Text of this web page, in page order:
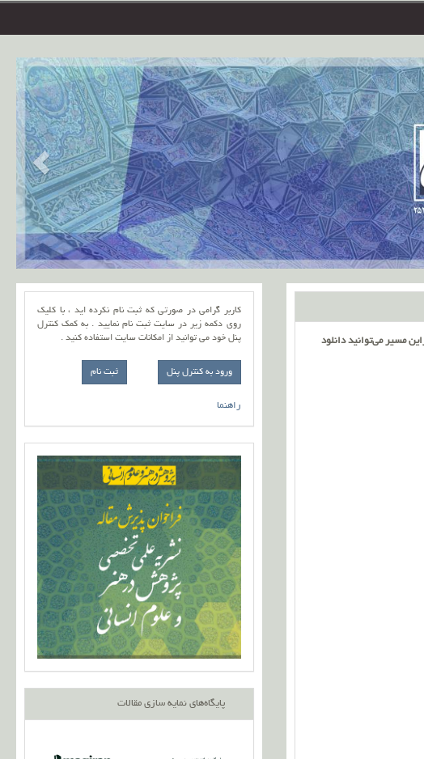
این مسیر می‌توانید دانلود
کاربر گرامی در صورتی که ثبت نام نکرده اید ، با کلیک
روی دکمه زیر در سایت ثبت نام نمایید . به کمک کنترل
پنل خود می توانید از امکانات سایت استفاده کنید .
ورود به کنترل پنل
راهنما
پایگاه‌های نمایه سازی مقالات